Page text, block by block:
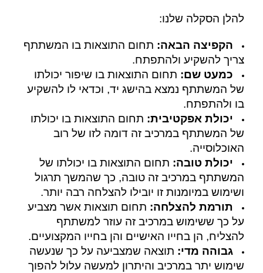
להלן הסקלה שלנו:
הקפיצה הבאה: תחום התוצאות בו המשתתף
צריך להשקיע ולהתפתח.
כמעט שם: תחום התוצאות בו שיפור יכולתו
של המשתתף נמצא בהישג יד, וכדאי לו להשקיע
בו ולהתפתח.
יכולת אפקטיבית: תחום התוצאות בו יכולתו
של המשתתף במרכיב זה דומה לזו של רוב
האוכלוסייה.
יכולת טובה: תחום התוצאות בו יכולתו של
המשתתף במרכיב זה טובה, כך שהמשך תרגול
ושימוש במיומנות זו יובילו להצלחה רבה יותר.
תורמת להצלחה: תחום תוצאות אשר מצביע
על כך ששימוש במרכיב זה עוזר למשתתף
להצליח, הן בחייו האישיים והן בחייו המקצועיים.
גבוהה מדי: תוצאה שמצביעה על כך שנעשה
שימוש יתר במרכיב והיתרון למעשה עלול להפוך